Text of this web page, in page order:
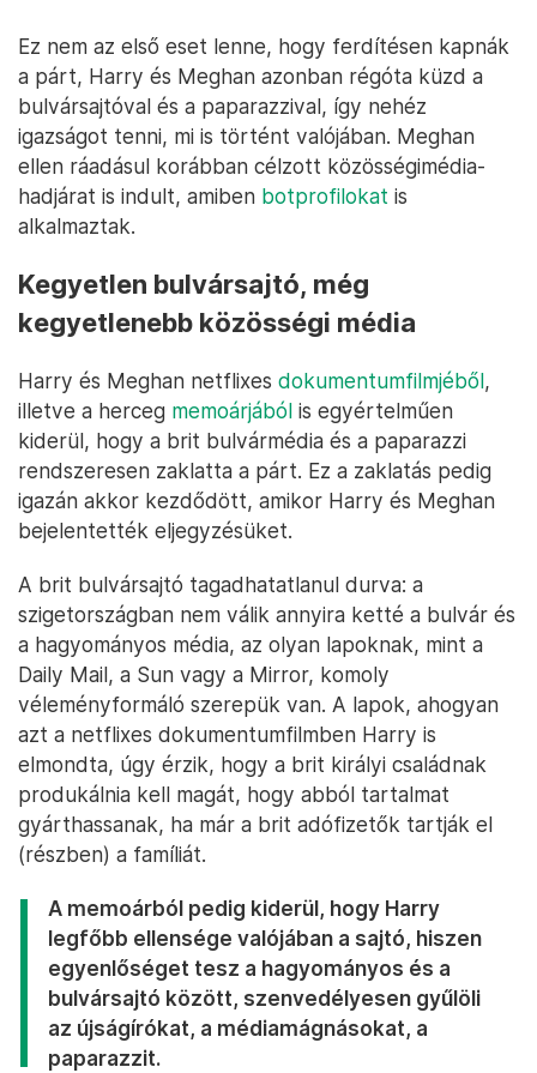
Ez nem az első eset lenne, hogy ferdítésen kapnák
a párt, Harry és Meghan azonban régóta küzd a
bulvársajtóval és a paparazzival, így nehéz
igazságot tenni, mi is történt valójában. Meghan
ellen ráadásul korábban célzott közösségimédia-
hadjárat is indult, amiben botprofilokat is
alkalmaztak.
Kegyetlen bulvársajtó, még
kegyetlenebb közösségi média
Harry és Meghan netflixes dokumentumfilmjéből,
illetve a herceg memoárjából is egyértelműen
kiderül, hogy a brit bulvármédia és a paparazzi
rendszeresen zaklatta a párt. Ez a zaklatás pedig
igazán akkor kezdődött, amikor Harry és Meghan
bejelentették eljegyzésüket.
A brit bulvársajtó tagadhatatlanul durva: a
szigetországban nem válik annyira ketté a bulvár és
a hagyományos média, az olyan lapoknak, mint a
Daily Mail, a Sun vagy a Mirror, komoly
véleményformáló szerepük van. A lapok, ahogyan
azt a netflixes dokumentumfilmben Harry is
elmondta, úgy érzik, hogy a brit királyi családnak
produkálnia kell magát, hogy abból tartalmat
gyárthassanak, ha már a brit adófizetők tartják el
(részben) a famíliát.
A memoárból pedig kiderül, hogy Harry
legfőbb ellensége valójában a sajtó, hiszen
egyenlőséget tesz a hagyományos és a
bulvársajtó között, szenvedélyesen gyűlöli
az újságírókat, a médiamágnásokat, a
paparazzit.